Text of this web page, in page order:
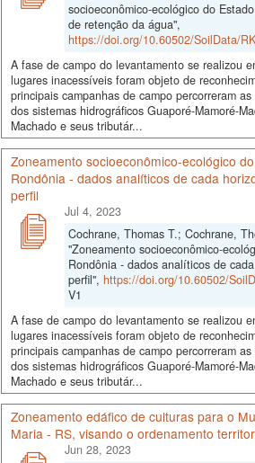
socioeconômico-ecológico do
de retenção da água",
https://doi.org/10.60502/SoilData/
A fase de campo do levantamento se realizou
lugares inacessíveis foram objeto de
principais campanhas de campo percorreram
dos sistemas hidrográficos Guaporé-Mamoré-
Machado e seus tributár...
Zoneamento socioeconômico-ecológico
Rondônia - dados analíticos de cada
perfil
Jul 4, 2023
Cochrane, Thomas T.; Cochrane,
"Zoneamento socioeconômico-
Rondônia - dados analíticos de
perfil", https://doi.org/10.60502/
V1
A fase de campo do levantamento se realizou
lugares inacessíveis foram objeto de
principais campanhas de campo percorreram
dos sistemas hidrográficos Guaporé-Mamoré-
Machado e seus tributár...
Zoneamento edáfico de culturas para o
Maria - RS, visando o ordenamento
Jun 28, 2023